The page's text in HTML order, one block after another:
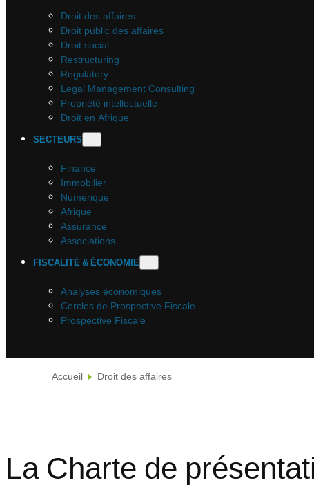
Droit des affaires
Droit public des affaires
Droit social
Restructuring
Regulatory
Legal Management Consulting
Propriété intellectuelle
Droit en Afrique
SECTEURS
Finance
Immobilier
Numérique
Afrique
Assurance
Associations
FISCALITÉ & ÉCONOMIE
Analyses économiques
Cercles de Prospective Fiscale
Prospective Fiscale
Accueil Droit des affaires
La Charte de